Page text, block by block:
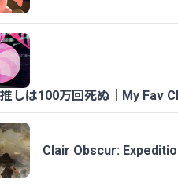
しは100万回死ぬ｜My
Clair Obscur: